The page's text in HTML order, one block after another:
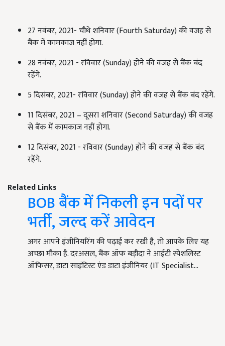
27 नवंबर, 2021- चौथे शनिवार (Fourth Saturday) की वजह से
बैंक में कामकाज नहीं होगा.
28 नवंबर, 2021 - रविवार (Sunday) होने की वजह से बैंक बंद
रहेंगे.
5 दिसंबर, 2021- रविवार (Sunday) होने की वजह से बैंक बंद रहेंगे.
11 दिसंबर, 2021 – दूसरा शनिवार (Second Saturday) की वजह
से बैंक में कामकाज नहीं होगा.
12 दिसंबर, 2021 - रविवार (Sunday) होने की वजह से बैंक बंद
रहेंगे.
Related Links
BOB बैंक में निकली इन पदों पर
भर्ती, जल्द करें आवेदन
अगर आपने इंजीनियरिंग की पढ़ाई कर रखी है, तो आपके लिए यह
अच्छा मौका है. दरअसल, बैंक ऑफ बड़ौदा ने आईटी स्पेशलिस्ट
ऑफिसर, डाटा साइंटिस्ट एंड डाटा इंजीनियर (IT Specialist…